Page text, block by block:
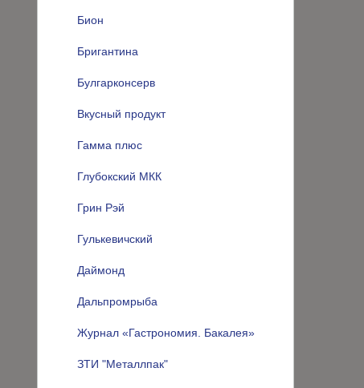
Бион
Бригантина
Булгарконсерв
Вкусный продукт
Гамма плюс
Глубокский МКК
Грин Рэй
Гулькевичский
Даймонд
Дальпромрыба
Журнал «Гастрономия. Бакалея»
ЗТИ "Металлпак"